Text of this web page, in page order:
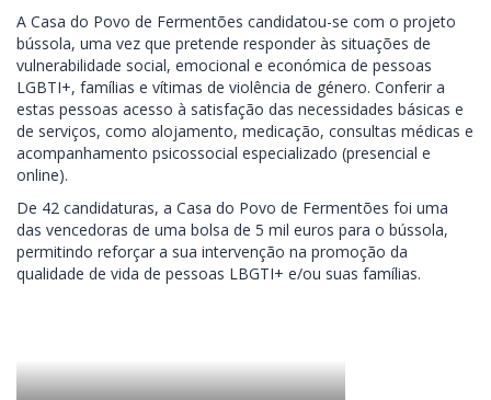
A Casa do Povo de Fermentões candidatou-se com o projeto
bússola, uma vez que pretende responder às situações de
vulnerabilidade social, emocional e económica de pessoas
LGBTI+, famílias e vítimas de violência de género. Conferir a
estas pessoas acesso à satisfação das necessidades básicas e
de serviços, como alojamento, medicação, consultas médicas e
acompanhamento psicossocial especializado (presencial e
online).
De 42 candidaturas, a Casa do Povo de Fermentões foi uma
das vencedoras de uma bolsa de 5 mil euros para o bússola,
permitindo reforçar a sua intervenção na promoção da
qualidade de vida de pessoas LBGTI+ e/ou suas famílias.